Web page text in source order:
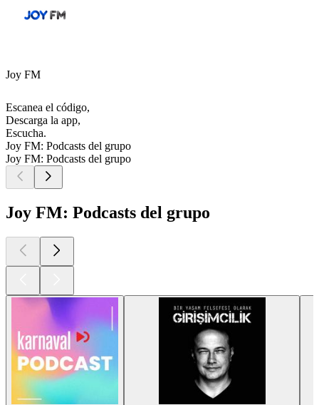
Joy FM
Escanea el código,
Descarga la app,
Escucha.
Joy FM: Podcasts del grupo
Joy FM: Podcasts del grupo
Joy FM: Podcasts del grupo